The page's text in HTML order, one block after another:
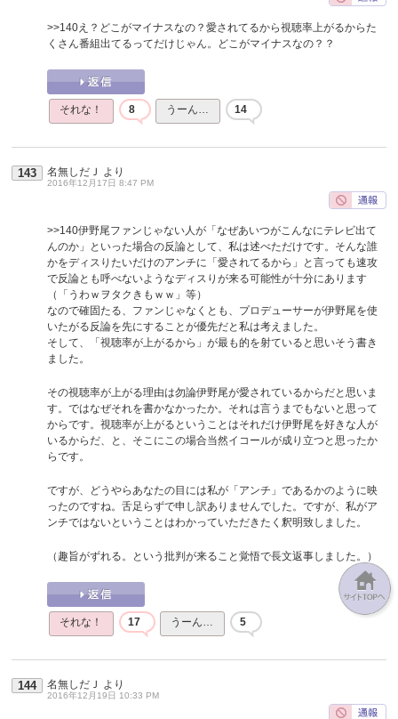
>>140え？どこがマイナスなの？愛されてるから視聴率上がるからた
くさん番組出てるってだけじゃん。どこがマイナスなの？？
それな！ 8 うーん… 14
143 名無しだＪ より
2016年12月17日 8:47 PM
>>140伊野尾ファンじゃない人が「なぜあいつがこんなにテレビ出て
んのか」といった場合の反論として、私は述べただけです。そんな誰
かをディスりたいだけのアンチに「愛されてるから」と言っても速攻
で反論とも呼べないようなディスりが来る可能性が十分にあります
（「うわｗヲタクきもｗｗ」等）
なので確固たる、ファンじゃなくとも、プロデューサーが伊野尾を使
いたがる反論を先にすることが優先だと私は考えました。
そして、「視聴率が上がるから」が最も的を射ていると思いそう書き
ました。
その視聴率が上がる理由は勿論伊野尾が愛されているからだと思いま
す。ではなぜそれを書かなかったか。それは言うまでもないと思って
からです。視聴率が上がるということはそれだけ伊野尾を好きな人が
いるからだ、と、そこにこの場合当然イコールが成り立つと思ったか
らです。
ですが、どうやらあなたの目には私が「アンチ」であるかのように映
ったのですね。舌足らずで申し訳ありませんでした。ですが、私がア
ンチではないということはわかっていただきたく釈明致しました。
（趣旨がずれる。という批判が来ること覚悟で長文返事しました。）
それな！ 17 うーん… 5
144 名無しだＪ より
2016年12月19日 10:33 PM